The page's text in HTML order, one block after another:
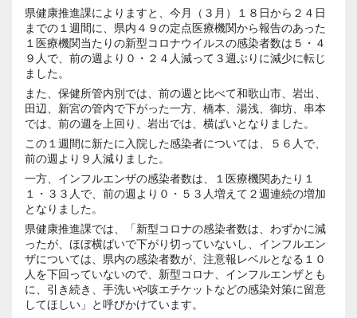
県健康推進課によりますと、今月（３月）１８日から２４日
までの１週間に、県内４９の定点医療機関から報告のあった
１医療機関当たりの新型コロナウイルスの感染者数は５・４
９人で、前の週より０・２４人減って３週ぶりに減少に転じ
ました。
また、保健所管内別では、前の週と比べて和歌山市、岩出、
田辺、新宮の管内で下がった一方、橋本、湯浅、御坊、串本
では、前の週を上回り、岩出では、横ばいとなりました。
この１週間に新たに入院した感染者については、５６人で、
前の週より９人減りました。
一方、インフルエンザの感染者数は、１医療機関あたり１
１・３３人で、前の週より０・５３人増えて２週連続の増加
となりました。
県健康推進課では、「新型コロナの感染者数は、わずかに減
ったが、ほぼ横ばいで下がり切っていないし、インフルエン
ザについては、県内の感染者数が、注意報レベルとなる１０
人を下回っていないので、新型コロナ、インフルエンザとも
に、引き続き、手洗いや咳エチケットなどの感染対策に留意
してほしい」と呼びかけています。